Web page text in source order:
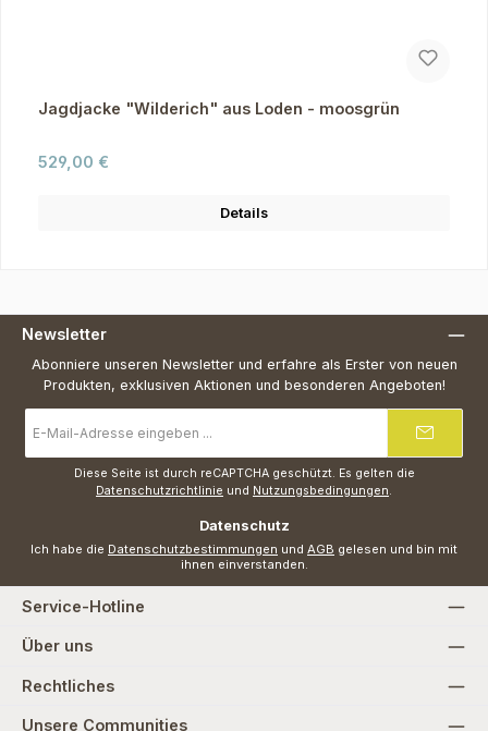
Jagdjacke "Wilderich" aus Loden - moosgrün
Regulärer Preis:
529,00 €
Details
Newsletter
Abonniere unseren Newsletter und erfahre als Erster von neuen
Produkten, exklusiven Aktionen und besonderen Angeboten!
Mail-
Adresse
Diese Seite ist durch reCAPTCHA geschützt. Es gelten die
Datenschutzrichtlinie und Nutzungsbedingungen.
Datenschutz
Ich habe die Datenschutzbestimmungen und AGB gelesen und bin mit
ihnen einverstanden.
Service-Hotline
Über uns
Rechtliches
Unsere Communities